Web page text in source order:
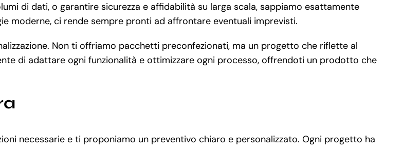
di dati, o garantire sicurezza e affidabilità su larga scala, sappiamo esattamente
moderne, ci rende sempre pronti ad affrontare eventuali imprevisti.
Non ti offriamo pacchetti preconfezionati, ma un progetto che riflette al
di adattare ogni funzionalità e ottimizzare ogni processo, offrendoti un prodotto che
necessarie e ti proponiamo un preventivo chiaro e personalizzato. Ogni progetto ha